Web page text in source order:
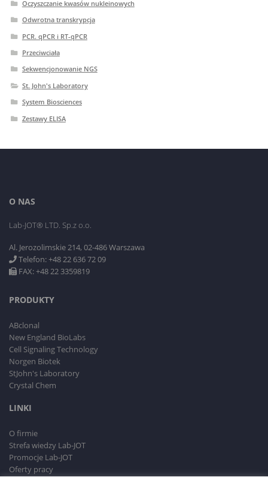
Oczyszczanie kwasów nukleinowych
Odwrotna transkrypcja
PCR. qPCR i RT-qPCR
Przeciwciała
Sekwencjonowanie NGS
St. John's Laboratory
System Biosciences
Zestawy ELISA
O NAS
Lab-JOT® LTD. Sp.z o.o.
Al. Jerozolimskie 214, 02-486 Warszawa
Telefon: +48 22 636 72 09
FAX: +48 22 3359819
PRODUKTY
ABclonal
New England BioLabs
Cell Signaling Technology
Norgen Biotek
StJohn's Laboratory
Crystal Chem
LINKI
O firmie
Strefa wiedzy Lab-JOT
Promocje Lab-JOT
Oferty pracy